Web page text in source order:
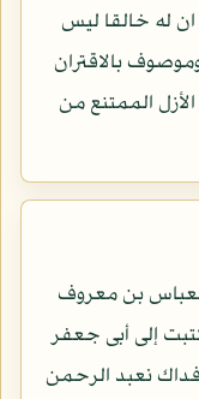
له خالقا ليس
بالاقتران
الممتنع من
بن معروف
إلى أبى جعفر
فداك نعبد الرحمن